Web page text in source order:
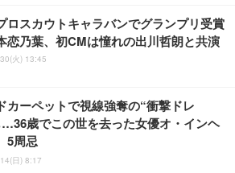
ロスカウトキャラバンでグランプリ受賞
恋乃葉、初CMは憧れの出川哲朗と共演
火) 13:45
カーペットで視線強奪の“衝撃ドレ
歳でこの世を去った女優オ・インヘ
5周忌
日) 8:17